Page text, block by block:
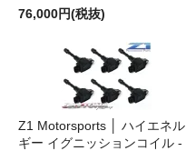
76,000円(税抜)
Z1 Motorsports │ ハイエネル
ギー イグニッションコイル -